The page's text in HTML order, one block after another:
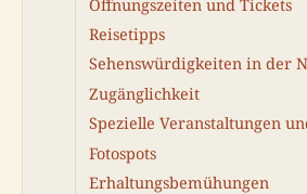
Öffnungszeiten und Tickets
Reisetipps
Sehenswürdigkeiten in der
Zugänglichkeit
Spezielle Veranstaltungen
Fotospots
Erhaltungsbemühungen